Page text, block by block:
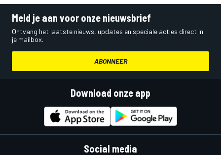
Meld je aan voor onze nieuwsbrief
Ontvang het laatste nieuws, updates en speciale acties direct in
je mailbox.
ABONNEER
Download onze app
Social media